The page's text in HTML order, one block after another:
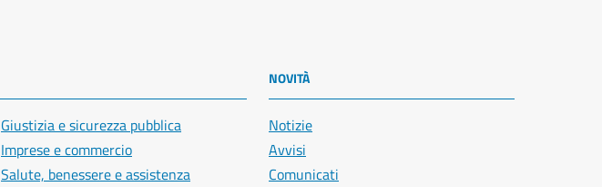
Giustizia e sicurezza pubblica
Imprese e commercio
Salute, benessere e assistenza
NOVITÀ
Notizie
Avvisi
Comunicati